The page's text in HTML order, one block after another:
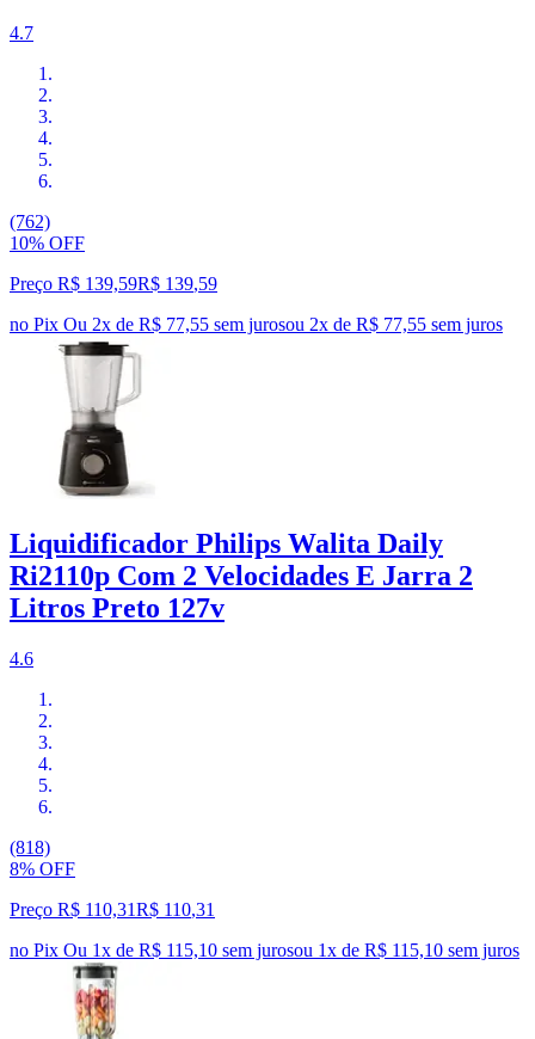
4.7
(762)
10% OFF
Preço R$ 139,59R$ 139,59
no Pix Ou 2x de R$ 77,55 sem jurosou 2x de R$ 77,55 sem juros
Liquidificador Philips Walita Daily
Ri2110p Com 2 Velocidades E Jarra 2
Litros Preto 127v
4.6
(818)
8% OFF
Preço R$ 110,31R$ 110,31
no Pix Ou 1x de R$ 115,10 sem jurosou 1x de R$ 115,10 sem juros